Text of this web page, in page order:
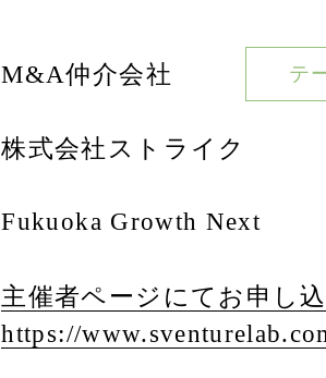
M&A仲介会社 テ
株式会社ストライク
Fukuoka Growth Next
主催者ページにてお申し
https://